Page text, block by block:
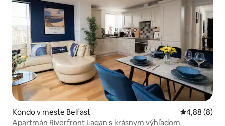
Kondo v meste Belfast Priemerné
4,88 (8)
Apartmán Riverfront Lagan s krásnym výhľadom